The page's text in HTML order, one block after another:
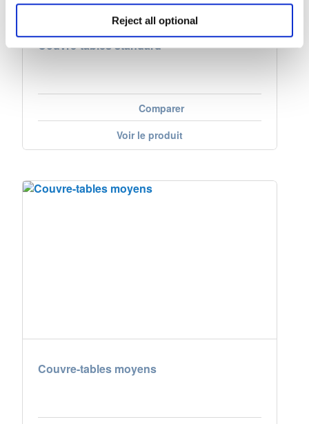
Reject all optional
Couvre-tables standard
Comparer
Voir le produit
Couvre-tables moyens